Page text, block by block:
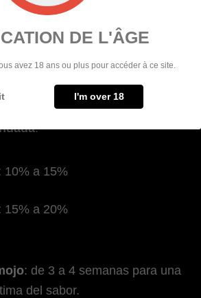
EL CONCENTRADO
ME NUTS
:
10% a 15%
15% a 20%
: de 3 a 4 semanas para una
del sabor.
DE L'ÂGE
avez 18 ans ou plus pour accéder à ce site.
I'm over 18